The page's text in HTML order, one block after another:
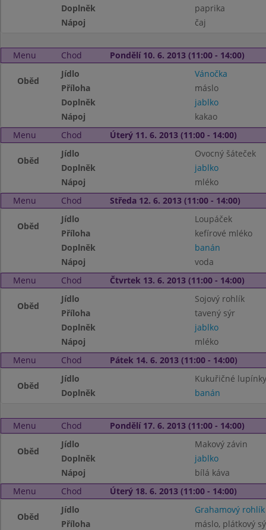
Doplněk
paprika
Nápoj
čaj
Menu Chod Pondělí 10. 6. 2013 (11:00 - 14:00)
Oběd
Jídlo
Vánočka
Příloha
máslo
Doplněk
jablko
Nápoj
kakao
Menu
Chod Úterý 11. 6. 2013 (11:00 - 14:00)
Oběd
Jídlo
Ovocný šáteček
Doplněk
jablko
Nápoj
mléko
Menu
Chod Středa 12. 6. 2013 (11:00 - 14:00)
Oběd
Jídlo
Loupáček
Příloha
kefírové mléko
Doplněk
banán
Nápoj
voda
Menu
Chod Čtvrtek 13. 6. 2013 (11:00 - 14:00)
Oběd
Jídlo
Sojový rohlík
Příloha
tavený sýr
Doplněk
jablko
Nápoj
mléko
Menu
Chod Pátek 14. 6. 2013 (11:00 - 14:00)
Oběd
Jídlo
Kukuřičné
Doplněk
banán
Menu Chod Pondělí 17. 6. 2013 (11:00 - 14:00)
Oběd
Jídlo
Makový závin
Doplněk
jablko
Nápoj
bílá káva
Menu
Chod Úterý 18. 6. 2013 (11:00 - 14:00)
Oběd
Jídlo
Grahamový rohlík
Příloha
máslo, plátkový